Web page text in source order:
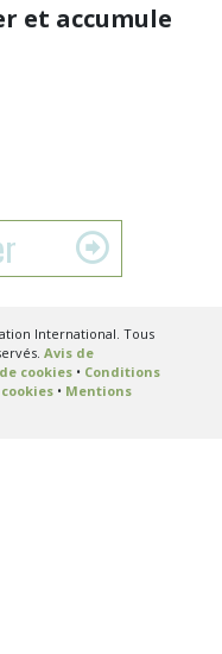
et accumule
International. Tous
Avis de
cookies• Conditions
• Mentions